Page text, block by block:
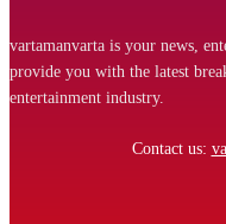
vartamanvarta is your news,
provide you with the latest
entertainment industry.
Contact us: